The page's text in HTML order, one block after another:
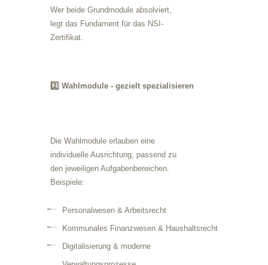
Wer beide Grundmodule absolviert,
legt das Fundament für das NSI-
Zertifikat.
2️⃣ Wahlmodule - gezielt spezialisieren
Die Wahlmodule erlauben eine
individuelle Ausrichtung, passend zu
den jeweiligen Aufgabenbereichen.
Beispiele:
Personalwesen & Arbeitsrecht
Kommunales Finanzwesen & Haushaltsrecht
Digitalisierung & moderne